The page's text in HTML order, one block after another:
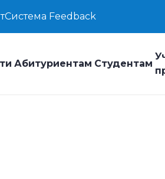
Система Feedback
Абитуриентам Студентам